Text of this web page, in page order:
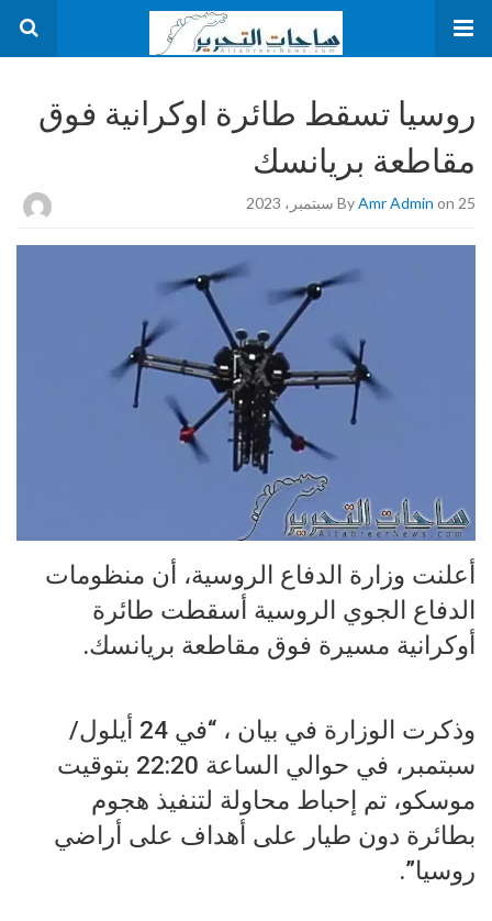
روسيا تسقط طائرة اوكرانية فوق
مقاطعة بريانسك
ByAmr Admin on 25 سبتمبر، 2023
أعلنت وزارة الدفاع الروسية، أن منظومات
الدفاع الجوي الروسية أسقطت طائرة
أوكرانية مسيرة فوق مقاطعة بريانسك.
وذكرت الوزارة في بيان ، “في 24 أيلول/
سبتمبر، في حوالي الساعة 22:20 بتوقيت
موسكو، تم إحباط محاولة لتنفيذ هجوم
بطائرة دون طيار على أهداف على أراضي
روسيا”.